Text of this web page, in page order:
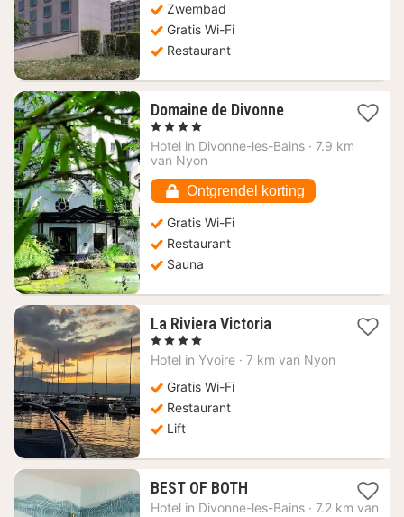
Zwembad
Gratis Wi-Fi
Restaurant
Domaine de Divonne1
vanaf
, 4 Sterren
Hotel in Divonne-les-Bains · 7.9 km
van Nyon
Ontgrendel korting
Gratis Wi-Fi
Restaurant
Sauna
La Riviera Victoria1
vanaf
, 4 Sterren
Hotel in Yvoire · 7 km van Nyon
Gratis Wi-Fi
Restaurant
Lift
BEST OF BOTH1
nacht
Hotel in Divonne-les-Bains · 7.2 km van